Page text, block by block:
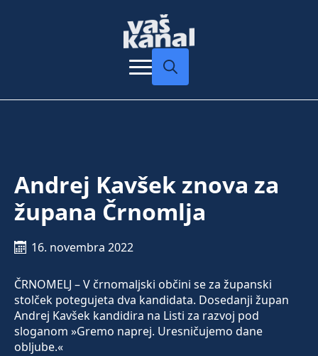
Andrej Kavšek znova za
župana Črnomlja
16. novembra 2022
ČRNOMELJ – V črnomaljski občini se za županski
stolček potegujeta dva kandidata. Dosedanji župan
Andrej Kavšek kandidira na Listi za razvoj pod
sloganom »Gremo naprej. Uresničujemo dane
obljube.«